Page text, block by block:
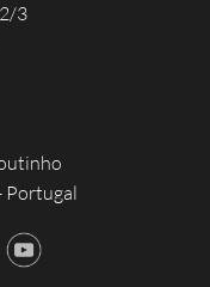
3
Portugal